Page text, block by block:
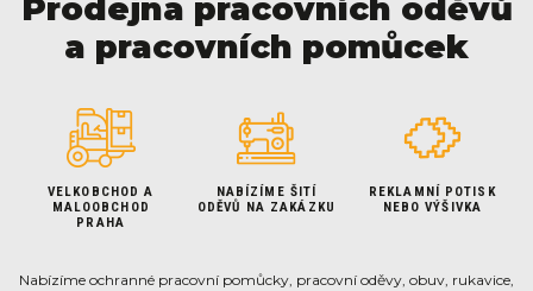
Prodejna pracovních oděvů
a pracovních pomůcek
VELKOBCHOD A
MALOOBCHOD
PRAHA
NABÍZÍME ŠITÍ
ODĚVŮ NA ZAKÁZKU
REKLAMNÍ POTISK
NEBO VÝŠIVKA
Nabízíme ochranné pracovní pomůcky, pracovní oděvy, obuv, rukavice,